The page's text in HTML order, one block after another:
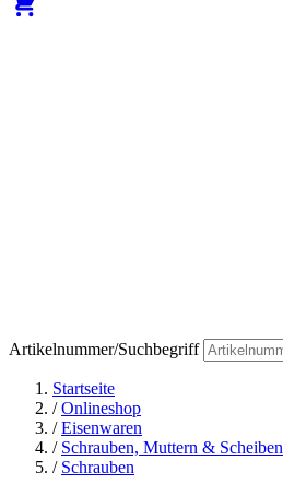
Artikelnummer/Suchbegriff
Startseite
/ Onlineshop
/ Eisenwaren
/ Schrauben, Muttern & Scheiben
/ Schrauben